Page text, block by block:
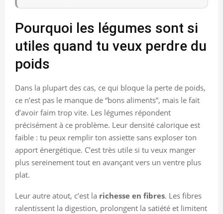
Pourquoi les légumes sont si
utiles quand tu veux perdre du
poids
Dans la plupart des cas, ce qui bloque la perte de poids,
ce n’est pas le manque de “bons aliments”, mais le fait
d’avoir faim trop vite. Les légumes répondent
précisément à ce problème. Leur densité calorique est
faible : tu peux remplir ton assiette sans exploser ton
apport énergétique. C’est très utile si tu veux manger
plus sereinement tout en avançant vers un ventre plus
plat.
Leur autre atout, c’est la richesse en fibres. Les fibres
ralentissent la digestion, prolongent la satiété et limitent